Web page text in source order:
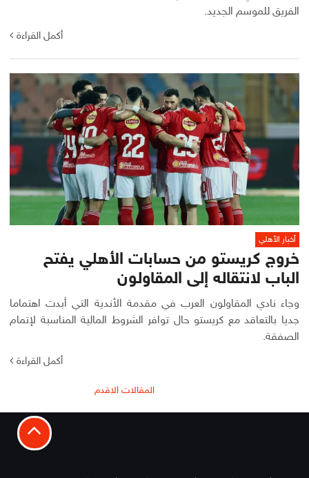
الفريق للموسم الجديد.
أكمل القراءة
أخبار الأهلي
خروج كريستو من حسابات الأهلي يفتح
الباب لانتقاله إلى المقاولون
وجاء نادي المقاولون العرب في مقدمة الأندية التي أبدت اهتماما
جديا بالتعاقد مع كريستو حال توافر الشروط المالية المناسبة لإتمام
الصفقة.
أكمل القراءة
المقالات
المقالات الاقدم